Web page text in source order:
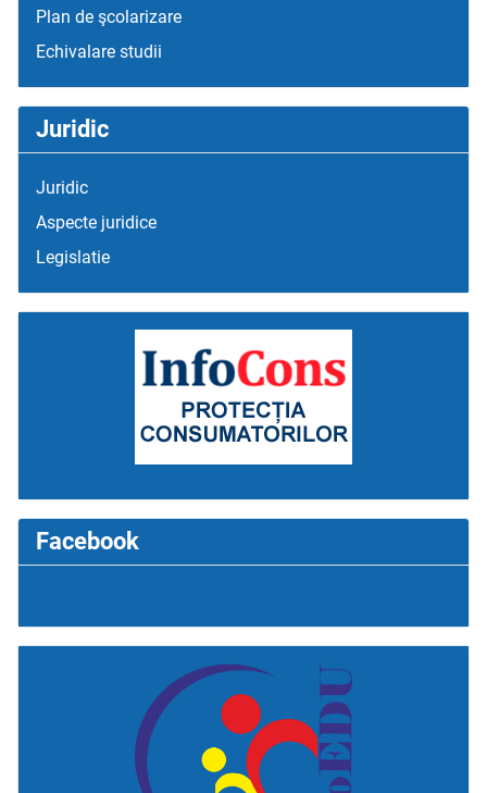
Plan de şcolarizare
Echivalare studii
Juridic
Juridic
Aspecte juridice
Legislatie
Facebook